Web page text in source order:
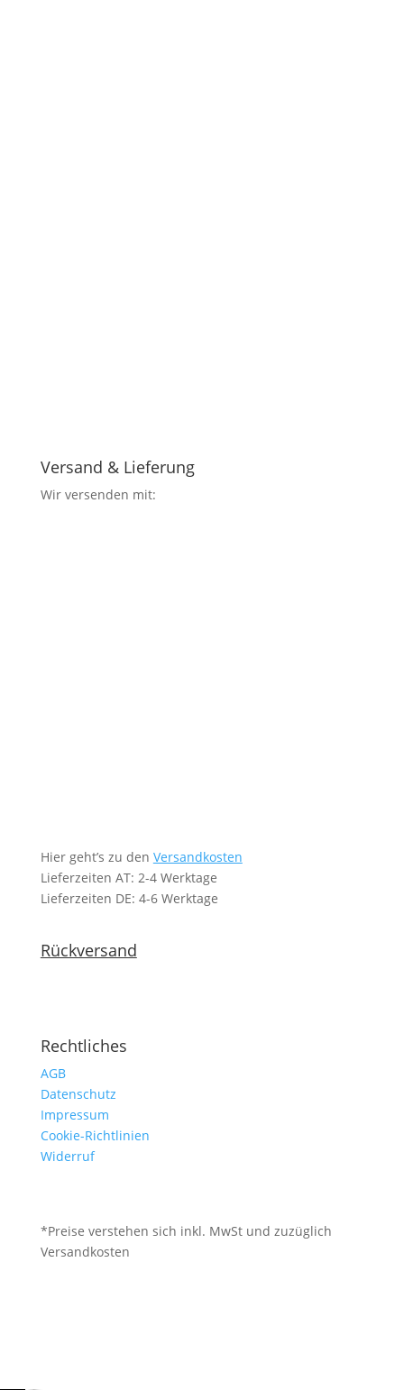
Versand & Lieferung
Wir versenden mit:
Hier geht’s zu den Versandkosten
Lieferzeiten AT: 2-4 Werktage
Lieferzeiten DE: 4-6 Werktage
Rückversand
Rechtliches
AGB
Datenschutz
Impressum
Cookie-Richtlinien
Widerruf
*Preise verstehen sich inkl. MwSt und zuzüglich
Versandkosten